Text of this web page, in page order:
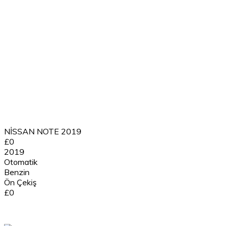
NİSSAN NOTE 2019
£0
2019
Otomatik
Benzin
Ön Çekiş
£0